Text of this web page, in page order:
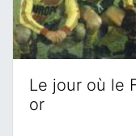
Le jour où le
or